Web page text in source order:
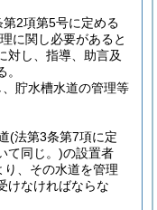
2項第5号に定める
に関し必要があると
対し、指導、助言及
貯水槽水道の管理等
(法第3条第7項に定
て同じ。)の設置者
、その水道を管理
けなければならな